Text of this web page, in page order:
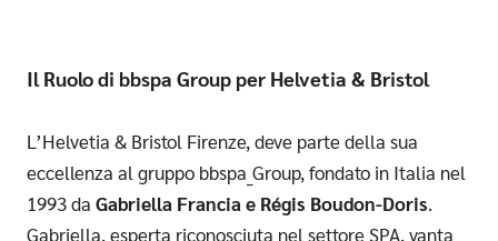
Il Ruolo di bbspa Group per Helvetia & Bristol
L’Helvetia & Bristol Firenze, deve parte della sua
eccellenza al gruppo bbspa_Group, fondato in Italia nel
1993 da Gabriella Francia e Régis Boudon-Doris.
Gabriella, esperta riconosciuta nel settore SPA, vanta